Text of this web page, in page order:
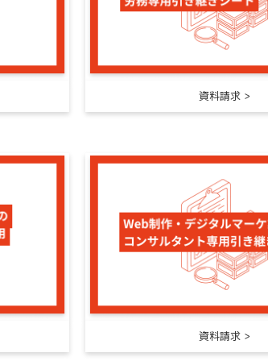
資料請求
資料請求